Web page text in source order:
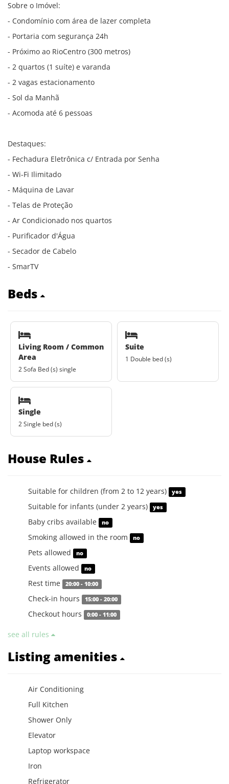
Sobre o Imóvel:
- Condomínio com área de lazer completa
- Portaria com segurança 24h
- Próximo ao RioCentro (300 metros)
- 2 quartos (1 suíte) e varanda
- 2 vagas estacionamento
- Sol da Manhã
- Acomoda até 6 pessoas
Destaques:
- Fechadura Eletrônica c/ Entrada por Senha
- Wi-Fi Ilimitado
- Máquina de Lavar
- Telas de Proteção
- Ar Condicionado nos quartos
- Purificador d'Água
- Secador de Cabelo
- SmarTV
Beds
Living Room / Common
Area
2 Sofa Bed (s) single
Suite
1 Double bed (s)
Single
2 Single bed (s)
House Rules
Suitable for children (from 2 to 12 years) yes
Suitable for infants (under 2 years) yes
Baby cribs available no
Smoking allowed in the room no
Pets allowed no
Events allowed no
Rest time 20:00 - 10:00
Check-in hours 15:00 - 20:00
Checkout hours 0:00 - 11:00
see all rules
Listing amenities
Air Conditioning
Full Kitchen
Shower Only
Elevator
Laptop workspace
Iron
Refrigerator